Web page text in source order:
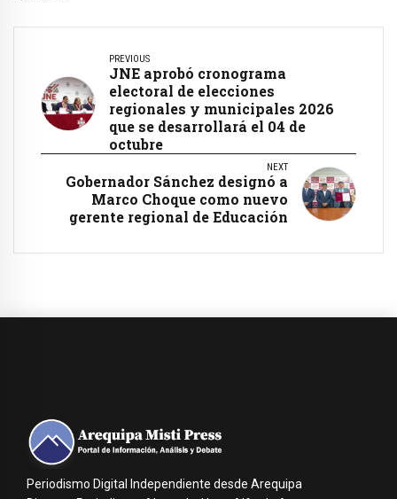
PREVIOUS
JNE aprobó cronograma
electoral de elecciones
regionales y municipales 2026
que se desarrollará el 04 de
octubre
NEXT
Gobernador Sánchez designó a
Marco Choque como nuevo
gerente regional de Educación
Periodismo Digital Independiente desde Arequipa